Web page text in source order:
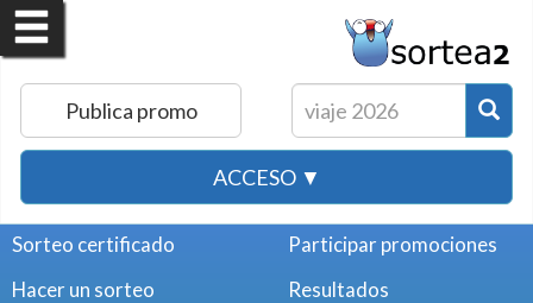
Publica promo
ACCESO ▼
Sorteo certificado
Hacer un sorteo
Participar promociones
Resultados